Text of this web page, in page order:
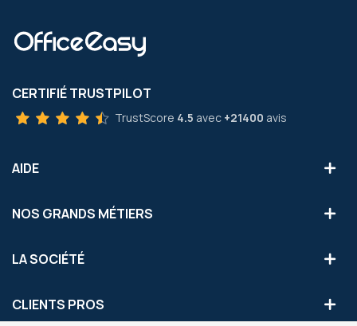
CERTIFIÉ TRUSTPILOT
TrustScore 4.5 avec +21400 avis
AIDE
NOS GRANDS MÉTIERS
LA SOCIÉTÉ
CLIENTS PROS